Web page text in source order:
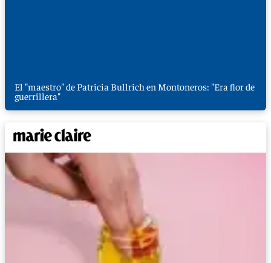
El "maestro" de Patricia Bullrich en Montoneros: "Era flor de
guerrillera"